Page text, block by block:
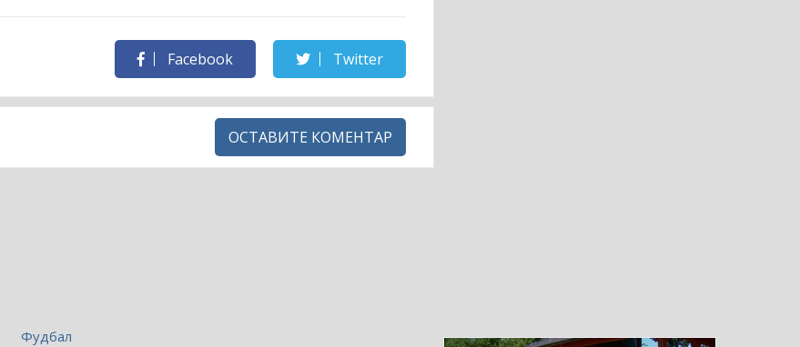
Facebook Twitter
ОСТАВИТЕ КОМЕНТАР
Фудбал